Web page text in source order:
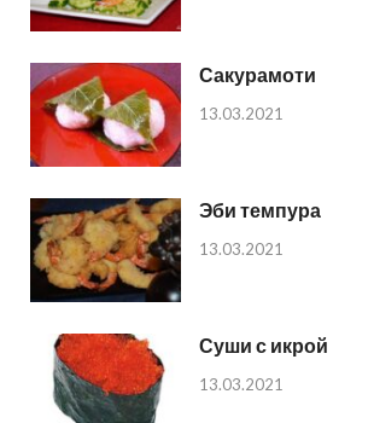
Сакурамоти
13.03.2021
Эби темпура
13.03.2021
Суши с икрой
13.03.2021